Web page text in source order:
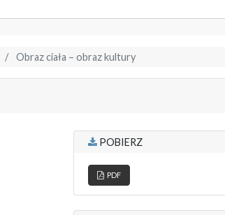
Obraz ciała – obraz kultury
POBIERZ
PDF